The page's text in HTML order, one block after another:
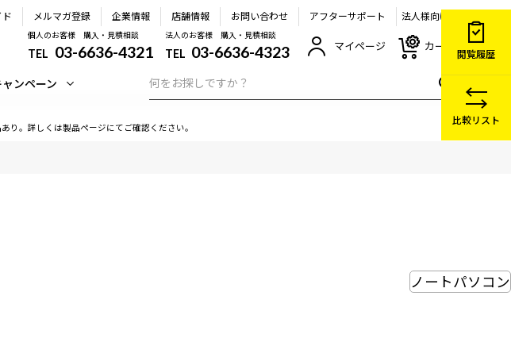
ド メルマガ登録 企業情報 店舗情報 お問い合わせ アフターサポート 法人様向け
個人のお客様 購入・見積相談
TEL 03-6636-4321
法人のお客様 購入・見積相談
TEL 03-6636-4323 マイページ カート
ンペーン
り。詳しくは製品ページにてご確認ください。
ノートパソコン
閲覧履歴
比較リスト